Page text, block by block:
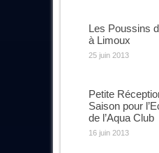
Les Poussins
à Limoux
25 juin 2013
Petite
Saison pour
de l’Aqua Club
16 juin 2013